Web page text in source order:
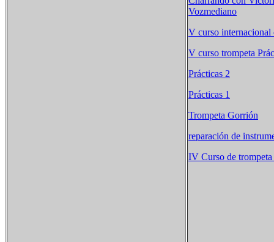
Vozmediano
V curso internacional
V curso trompeta
Prácticas 2
Prácticas 1
Trompeta Gorrión
reparación de
IV Curso de